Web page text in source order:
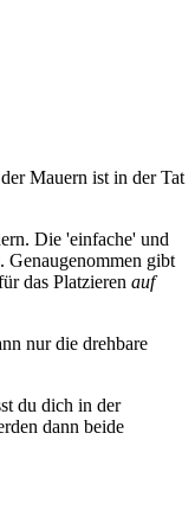
Mauern ist in der Tat
Die 'einfache' und
Genaugenommen gibt
das Platzieren auf
nur die drehbare
du dich in der
dann beide